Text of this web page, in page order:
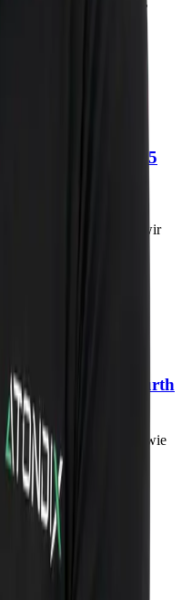
Betrieb.
und Nürnberg: 5
atondix: Welche
welche Entscheidung wir
daraus lernen können.
Website in Fürth
Kosten bestimmen und wie
und Agentur